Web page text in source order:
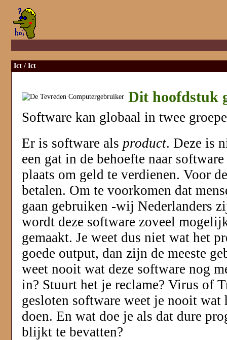
Ict / Ict
Dit hoofdstuk
Software kan globaal in twee
Er is software als product. Deze is
een gat in de behoefte naar
plaats om geld te verdienen. Voor
betalen. Om te voorkomen dat
gaan gebruiken -wij Nederlanders
wordt deze software zoveel
gemaakt. Je weet dus niet wat het
goede output, dan zijn de meeste
weet nooit wat deze software nog
in? Stuurt het je reclame? Virus of
gesloten software weet je nooit wat
doen. En wat doe je als dat dure
blijkt te bevatten?